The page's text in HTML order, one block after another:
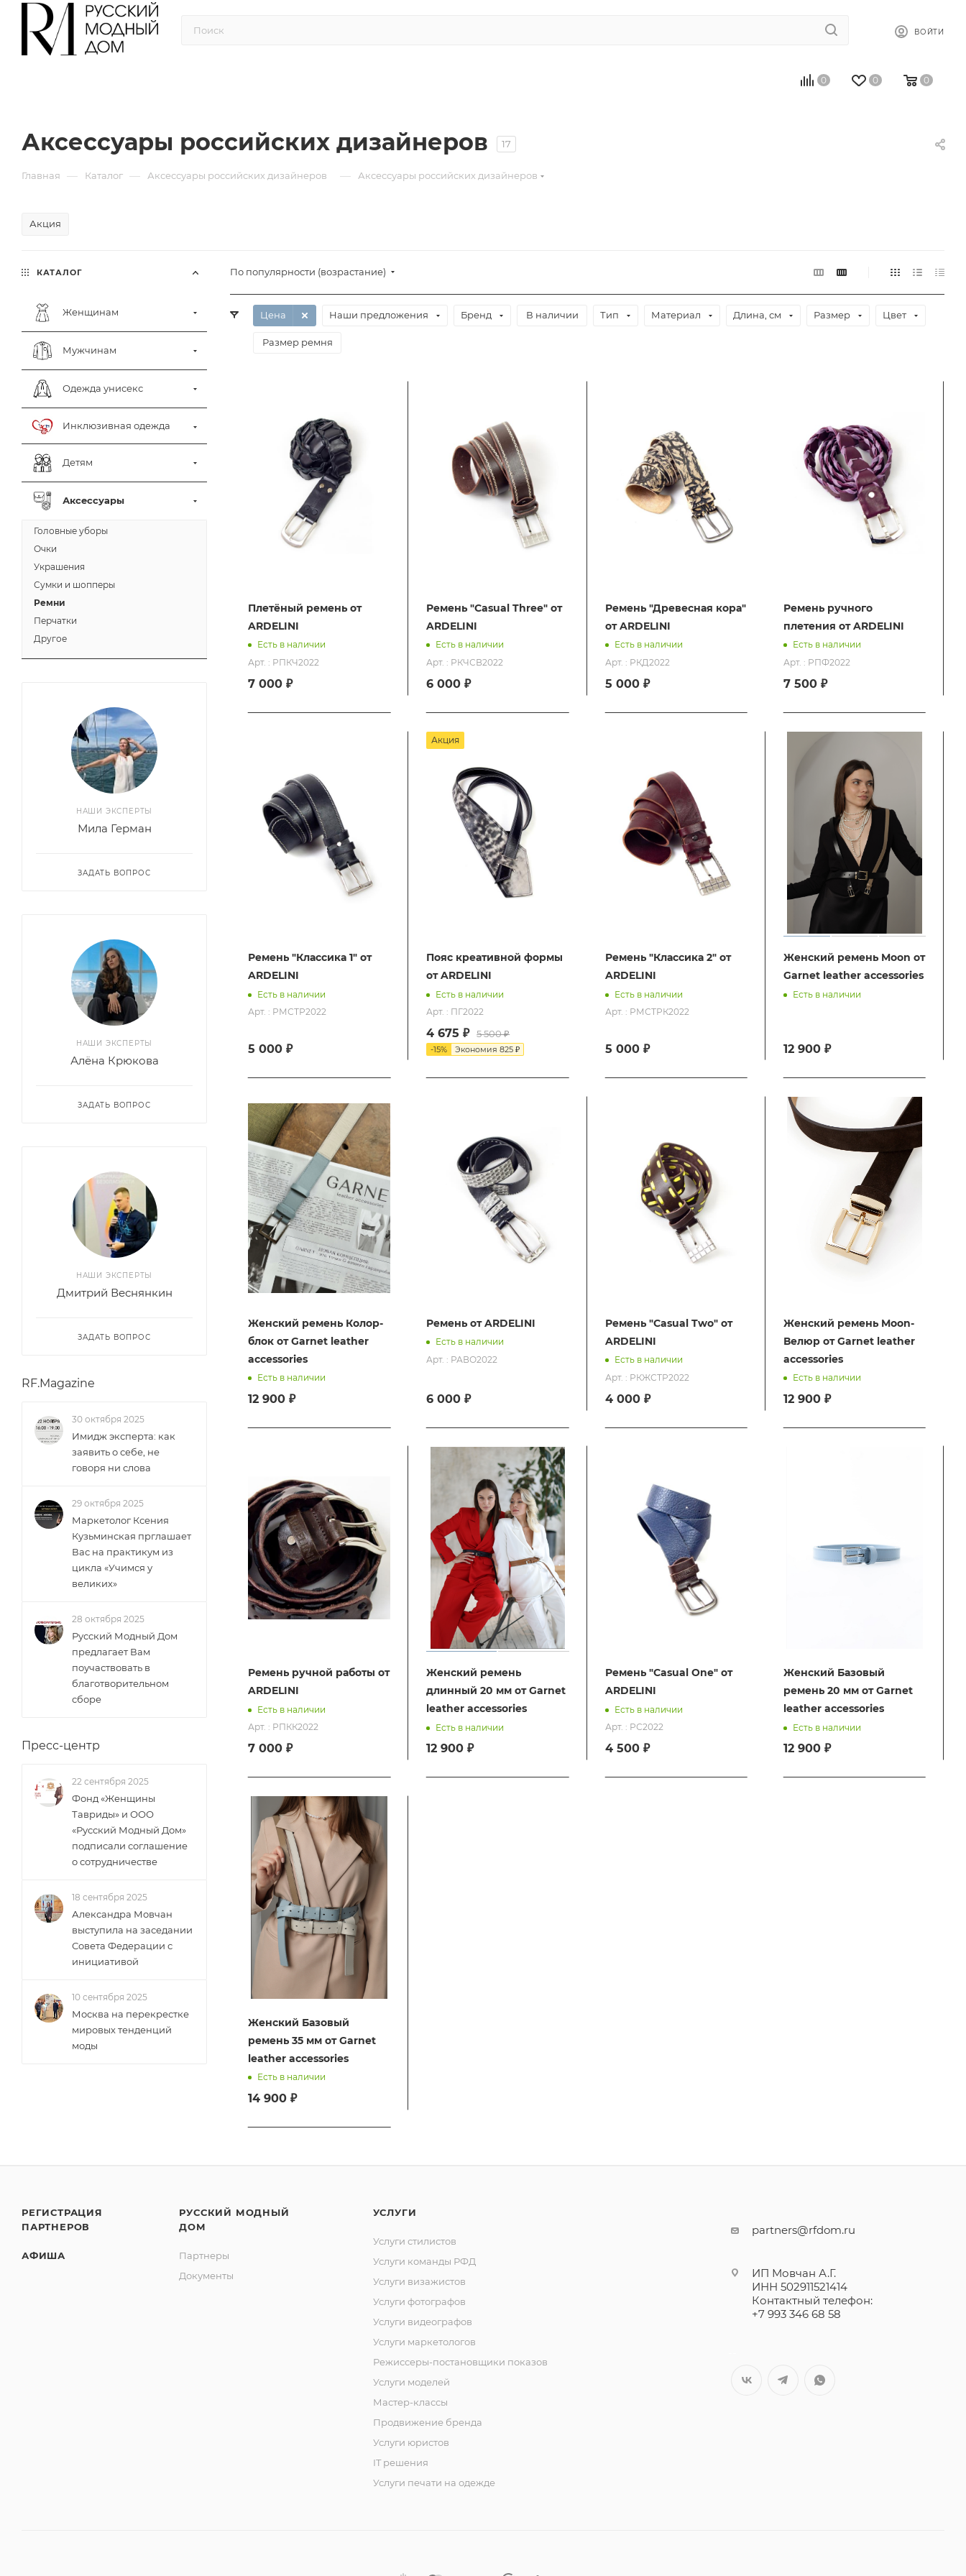
ВОЙТИ
0 0 0
Аксессуары российских дизайнеров 17
Главная — Каталог — Аксессуары российских дизайнеров — Аксессуары российских дизайнеров
Акция
По популярности (возрастание)
Цена Наши предложения Бренд В наличии Тип Материал Длина, см Размер Цвет
Размер ремня
Плетёный ремень от
ARDELINI
Есть в наличии
Арт. : РПКЧ2022
7 000 ₽
Ремень "Casual Three" от
ARDELINI
Есть в наличии
Арт. : РКЧСВ2022
6 000 ₽
Ремень "Древесная кора"
от ARDELINI
Есть в наличии
Арт. : РКД2022
5 000 ₽
Ремень ручного
плетения от ARDELINI
Есть в наличии
Арт. : РПФ2022
7 500 ₽
Ремень "Классика 1" от
ARDELINI
Есть в наличии
Арт. : РМСТР2022
5 000 ₽
Акция
Пояс креативной формы
от ARDELINI
Есть в наличии
Арт. : ПГ2022
4 675 ₽ 5 500 ₽
-15% Экономия825 ₽
Ремень "Классика 2" от
ARDELINI
Есть в наличии
Арт. : РМСТРК2022
5 000 ₽
Женский ремень Moon от
Garnet leather accessories
Есть в наличии
12 900 ₽
Женский ремень Колор-
блок от Garnet leather
accessories
Есть в наличии
12 900 ₽
Ремень от ARDELINI
Есть в наличии
Арт. : РАВО2022
6 000 ₽
Ремень "Casual Two" от
ARDELINI
Есть в наличии
Арт. : РКЖСТР2022
4 000 ₽
Женский ремень Moon-
Велюр от Garnet leather
accessories
Есть в наличии
12 900 ₽
Ремень ручной работы от
ARDELINI
Есть в наличии
Арт. : РПКК2022
7 000 ₽
Женский ремень
длинный 20 мм от Garnet
leather accessories
Есть в наличии
12 900 ₽
Ремень "Casual One" от
ARDELINI
Есть в наличии
Арт. : РС2022
4 500 ₽
Женский Базовый
ремень 20 мм от Garnet
leather accessories
Есть в наличии
12 900 ₽
Женский Базовый
ремень 35 мм от Garnet
leather accessories
Есть в наличии
14 900 ₽
КАТАЛОГ
Женщинам
Мужчинам
Одежда унисекс
Инклюзивная одежда
Детям
Аксессуары
Головные уборы
Очки
Украшения
Сумки и шопперы
Ремни
Перчатки
Другое
НАШИ ЭКСПЕРТЫ
Мила Герман
ЗАДАТЬ ВОПРОС
НАШИ ЭКСПЕРТЫ
Алёна Крюкова
ЗАДАТЬ ВОПРОС
НАШИ ЭКСПЕРТЫ
Дмитрий Веснянкин
ЗАДАТЬ ВОПРОС
RF.Magazine
30 октября 2025
Имидж эксперта: как
заявить о себе, не
говоря ни слова
29 октября 2025
Маркетолог Ксения
Кузьминская прглашает
Вас на практикум из
цикла «Учимся у
великих»
28 октября 2025
Русский Модный Дом
предлагает Вам
поучаствовать в
благотворительном
сборе
Пресс-центр
22 сентября 2025
Фонд «Женщины
Тавриды» и ООО
«Русский Модный Дом»
подписали соглашение
о сотрудничестве
18 сентября 2025
Александра Мовчан
выступила на заседании
Совета Федерации с
инициативой
10 сентября 2025
Москва на перекрестке
мировых тенденций
моды
РЕГИСТРАЦИЯ
ПАРТНЕРОВ
АФИША
РУССКИЙ МОДНЫЙ
ДОМ
Партнеры
Документы
УСЛУГИ
Услуги стилистов
Услуги команды РФД
Услуги визажистов
Услуги фотографов
Услуги видеографов
Услуги маркетологов
Режиссеры-постановщики показов
Услуги моделей
Мастер-классы
Продвижение бренда
Услуги юристов
IT решения
Услуги печати на одежде
partners@rfdom.ru
ИП Мовчан А.Г.
ИНН 502911521414
Контактный телефон:
+7 993 346 68 58